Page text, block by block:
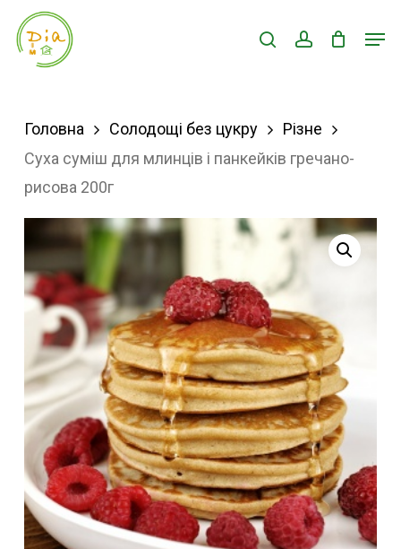
Skip
searchaccount
Головна Солодощі без цукру
Різне
Суха суміш для млинців і панкейків гречано-
рисова 200г